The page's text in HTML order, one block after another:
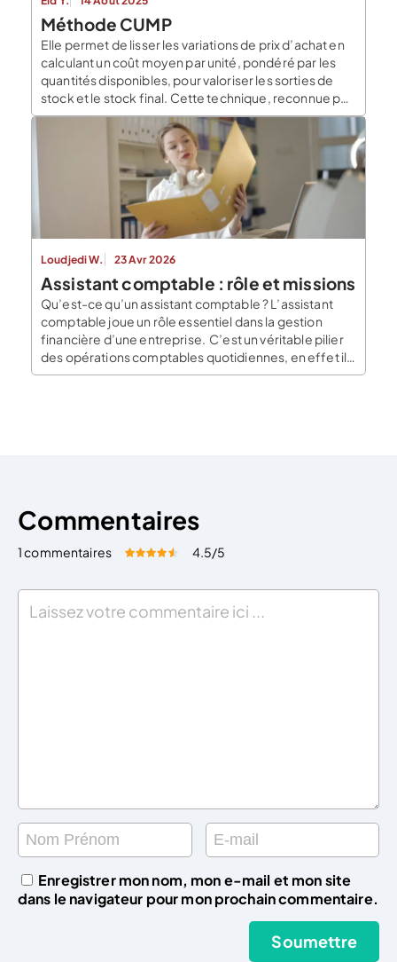
Méthode CUMP
Elle permet de lisser les variations de prix d’achat en
calculant un coût moyen par unité, pondéré par les
quantités disponibles, pour valoriser les sorties de
stock et le stock final. Cette technique, reconnue par
le Plan Comptable Général (règlement ANC 2014-03)
et par la norme IAS 2 des IFRS, est particulièrement
adaptée aux biens […]
Loudjedi W. 23 Avr 2026
Assistant comptable : rôle et missions
Qu’est-ce qu’un assistant comptable ? L’assistant
comptable joue un rôle essentiel dans la gestion
financière d’une entreprise. C’est un véritable pilier
des opérations comptables quotidiennes, en effet il
assure le bon déroulement des tâches
Commentaires
1 commentaires Évaluez cet article:
4.5/5
Enregistrer mon nom, mon e-mail et mon site
dans le navigateur pour mon prochain commentaire.